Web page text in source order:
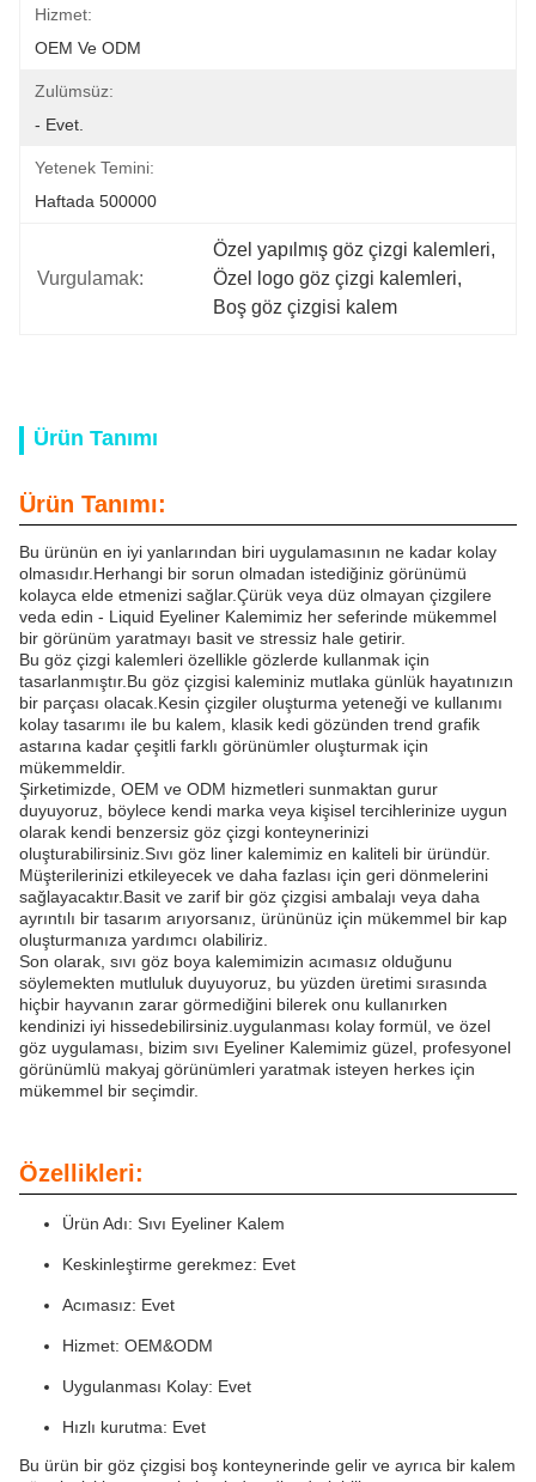
Hizmet:
OEM Ve ODM
Zulümsüz:
- Evet.
Yetenek Temini:
Haftada 500000
Vurgulamak:
Özel yapılmış göz çizgi kalemleri
Özel logo göz çizgi kalemleri,
Boş göz çizgisi kalem
Ürün Tanımı
Ürün Tanımı:
Bu ürünün en iyi yanlarından biri uygulamasının ne kadar kolay
olmasıdır.Herhangi bir sorun olmadan istediğiniz görünümü
kolayca elde etmenizi sağlar.Çürük veya düz olmayan çizgilere
veda edin - Liquid Eyeliner Kalemimiz her seferinde mükemmel
bir görünüm yaratmayı basit ve stressiz hale getirir.
Bu göz çizgi kalemleri özellikle gözlerde kullanmak için
tasarlanmıştır.Bu göz çizgisi kaleminiz mutlaka günlük hayatınızın
bir parçası olacak.Kesin çizgiler oluşturma yeteneği ve kullanımı
kolay tasarımı ile bu kalem, klasik kedi gözünden trend grafik
astarına kadar çeşitli farklı görünümler oluşturmak için
mükemmeldir.
Şirketimizde, OEM ve ODM hizmetleri sunmaktan gurur
duyuyoruz, böylece kendi marka veya kişisel tercihlerinize uygun
olarak kendi benzersiz göz çizgi konteynerinizi
oluşturabilirsiniz.Sıvı göz liner kalemimiz en kaliteli bir üründür.
Müşterilerinizi etkileyecek ve daha fazlası için geri dönmelerini
sağlayacaktır.Basit ve zarif bir göz çizgisi ambalajı veya daha
ayrıntılı bir tasarım arıyorsanız, ürününüz için mükemmel bir kap
oluşturmanıza yardımcı olabiliriz.
Son olarak, sıvı göz boya kalemimizin acımasız olduğunu
söylemekten mutluluk duyuyoruz, bu yüzden üretimi sırasında
hiçbir hayvanın zarar görmediğini bilerek onu kullanırken
kendinizi iyi hissedebilirsiniz.uygulanması kolay formül, ve özel
göz uygulaması, bizim sıvı Eyeliner Kalemimiz güzel, profesyonel
görünümlü makyaj görünümleri yaratmak isteyen herkes için
mükemmel bir seçimdir.
Özellikleri:
Ürün Adı: Sıvı Eyeliner Kalem
Keskinleştirme gerekmez: Evet
Acımasız: Evet
Hizmet: OEM&ODM
Uygulanması Kolay: Evet
Hızlı kurutma: Evet
Bu ürün bir göz çizgisi boş konteynerinde gelir ve ayrıca bir kalem